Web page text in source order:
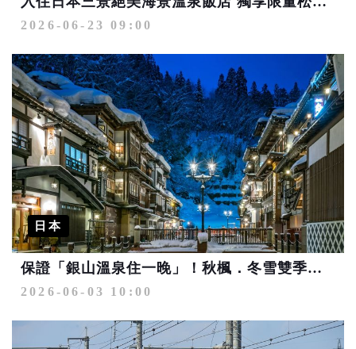
2026-06-23 09:00
日本
保證「銀山溫泉住一晚」！秋楓．冬雪雙季節 日本東北夢幻名宿美景美食之旅
2026-06-03 10:00